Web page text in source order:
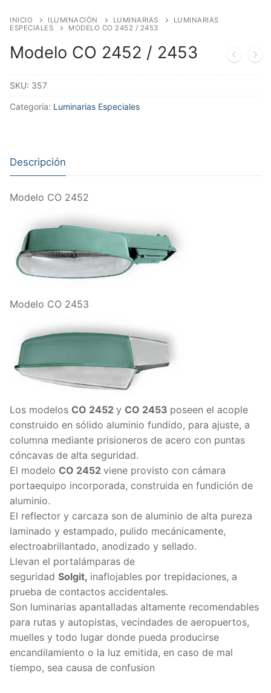
INICIO ILUMINACIÓN LUMINARIAS
LUMINARIAS
ESPECIALES
MODELO CO 2452 / 2453
Modelo CO 2452 / 2453
SKU: 357
Categoría: Luminarias Especiales
Descripción
Modelo CO 2452
Modelo CO 2453
Los modelos CO 2452 y CO 2453 poseen el acople
construido en sólido aluminio fundido, para ajuste, a
columna mediante prisioneros de acero con puntas
cóncavas de alta seguridad.
El modelo CO 2452 viene provisto con cámara
portaequipo incorporada, construida en fundición de
aluminio.
El reflector y carcaza son de aluminio de alta pureza
laminado y estampado, pulido mecánicamente,
electroabrillantado, anodizado y sellado.
Llevan el portalámparas de
seguridad Solgit, inaflojables por trepidaciones, a
prueba de contactos accidentales.
Son luminarias apantalladas altamente recomendables
para rutas y autopistas, vecindades de aeropuertos,
muelles y todo lugar donde pueda producirse
encandilamiento o la luz emitida, en caso de mal
tiempo, sea causa de confusion